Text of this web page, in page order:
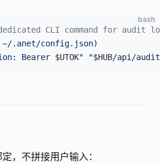
bash
CLI command for audit
~/.anet/config.json)
Bearer $UTOK" "$HUB/api/
，不拼接用户输入：